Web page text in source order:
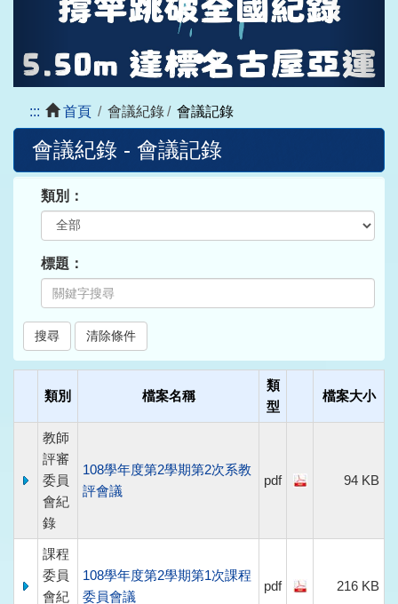
::: 首頁 會議紀錄 會議記錄
會議紀錄 - 會議記錄
類別：
標題：
類別 檔案名稱
類
型
檔案大小
教師
評審
委員
會紀
錄
108學年度第2學期第2次系教
評會議
pdf 94 KB
課程
委員
會紀
108學年度第2學期第1次課程
委員會議
pdf 216 KB